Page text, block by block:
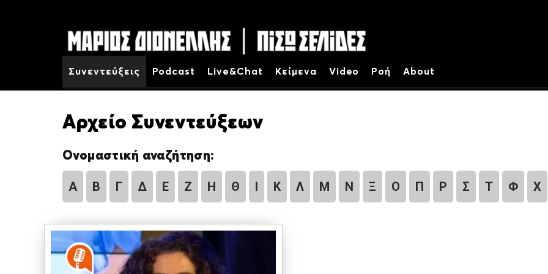
Συνεντεύξεις Podcast Live&Chat Κείμενα Video Ροή About
Αρχείο Συνεντεύξεων
Ονομαστική αναζήτηση:
Α Β Γ Δ Ε Ζ Η Θ Ι Κ Λ Μ Ν Ξ Ο Π Ρ Σ Τ Φ Χ